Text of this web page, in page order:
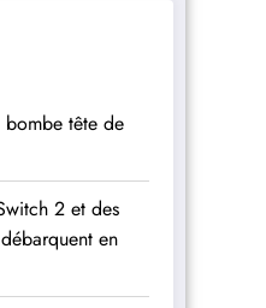
bombe tête de
2 et des
en